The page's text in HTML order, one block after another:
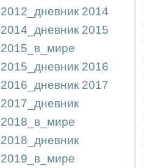
2012_дневник 2014
2014_дневник 2015
2015_в_мире
2015_дневник 2016
2016_дневник 2017
2017_дневник
2018_в_мире
2018_дневник
2019_в_мире